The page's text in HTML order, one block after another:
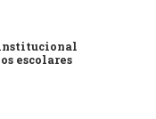
institucional
escolares